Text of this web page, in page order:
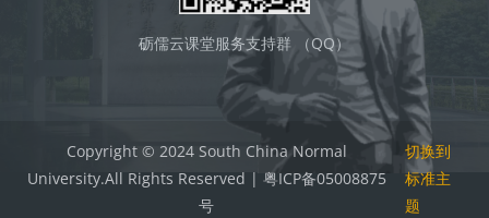
砺儒云课堂服务支持群 （QQ）
Copyright © 2024 South China Normal
University.All Rights Reserved | 粤ICP备05008875
号
切换到
标准主
题